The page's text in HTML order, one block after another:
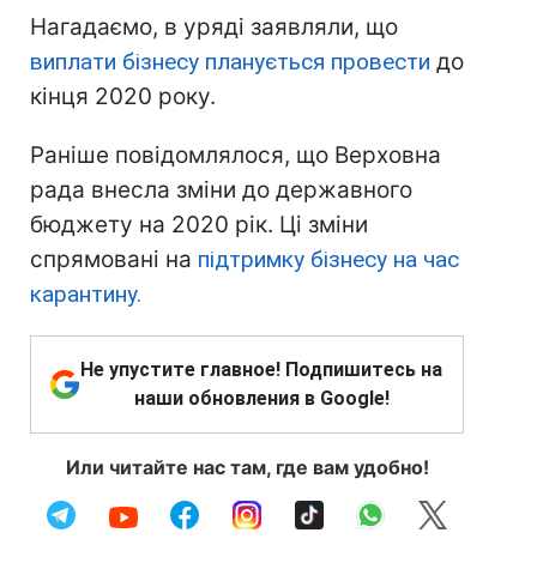
Нагадаємо, в уряді заявляли, що
виплати бізнесу планується провести до
кінця 2020 року.
Раніше повідомлялося, що Верховна
рада внесла зміни до державного
бюджету на 2020 рік. Ці зміни
спрямовані на підтримку бізнесу на час
карантину.
Не упустите главное! Подпишитесь на
наши обновления в Google!
Или читайте нас там, где вам удобно!